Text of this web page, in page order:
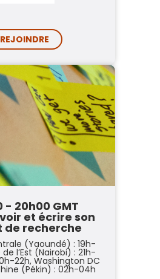
REJOINDRE
- 20h00 GMT
et écrire son
de recherche
(Yaoundé) : 19h-
l’Est (Nairobi) : 21h-
22h,Washington DC
(Pékin) : 02h-04h